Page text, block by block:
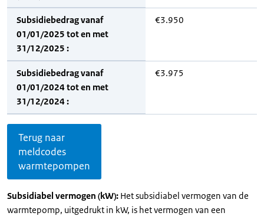
Subsidiebedrag vanaf
01/01/2025 tot en met
31/12/2025 :
€3.950
Subsidiebedrag vanaf
01/01/2024 tot en met
31/12/2024 :
€3.975
Terug naar
meldcodes
warmtepompen
Subsidiabel vermogen (kW): Het subsidiabel vermogen van de
warmtepomp, uitgedrukt in kW, is het vermogen van een